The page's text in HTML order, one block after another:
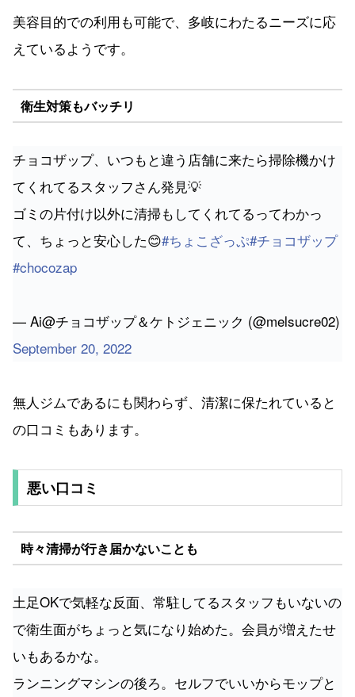
美容目的での利用も可能で、多岐にわたるニーズに応
えているようです。
衛生対策もバッチリ
チョコザップ、いつもと違う店舗に来たら掃除機かけ
てくれてるスタッフさん発見💡
ゴミの片付け以外に清掃もしてくれてるってわかっ
て、ちょっと安心した😊#ちょこざっぷ#チョコザップ
#chocozap
— Ai@チョコザップ＆ケトジェニック (@melsucre02)
September 20, 2022
無人ジムであるにも関わらず、清潔に保たれていると
の口コミもあります。
悪い口コミ
時々清掃が行き届かないことも
土足OKで気軽な反面、常駐してるスタッフもいないの
で衛生面がちょっと気になり始めた。会員が増えたせ
いもあるかな。
ランニングマシンの後ろ。セルフでいいからモップと